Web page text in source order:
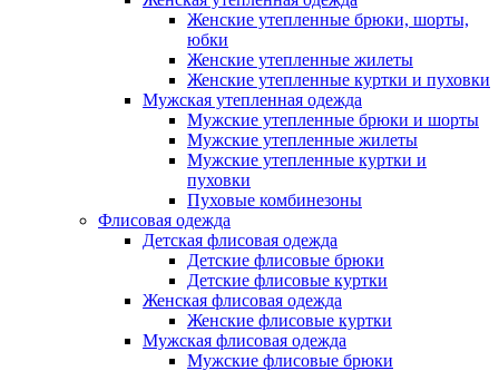
Женские утепленные брюки, шорты,
юбки
Женские утепленные жилеты
Женские утепленные куртки и пуховки
Мужская утепленная одежда
Мужские утепленные брюки и шорты
Мужские утепленные жилеты
Мужские утепленные куртки и
пуховки
Пуховые комбинезоны
Флисовая одежда
Детская флисовая одежда
Детские флисовые брюки
Детские флисовые куртки
Женская флисовая одежда
Женские флисовые куртки
Мужская флисовая одежда
Мужские флисовые брюки